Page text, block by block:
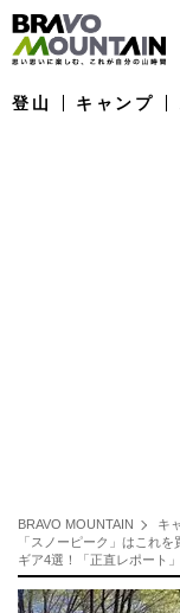
登山 キャンプ
BRAVO MOUNTAIN
キ
「スノーピーク」はこれ
ギア4選！「正直レポート」